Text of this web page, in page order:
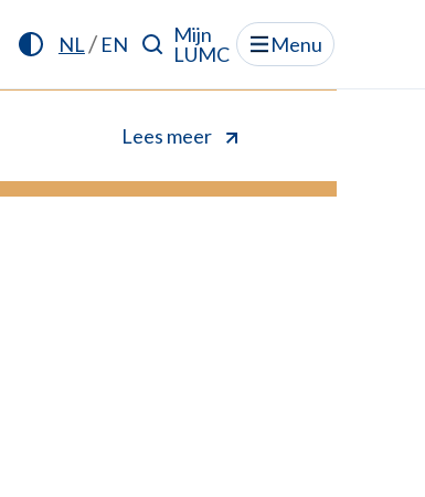
NL/ EN
Mijn
LUMC
Menu
Lees meer